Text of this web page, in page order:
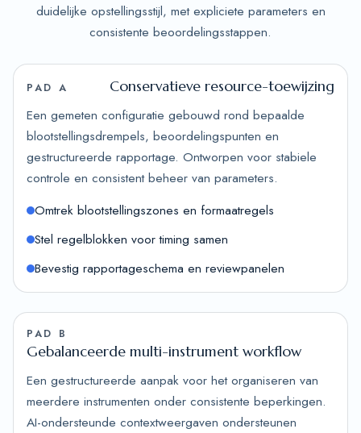
duidelijke opstellingsstijl, met expliciete parameters en
consistente beoordelingsstappen.
PAD A Conservatieve resource-toewijzing
Een gemeten configuratie gebouwd rond bepaalde
blootstellingsdrempels, beoordelingspunten en
gestructureerde rapportage. Ontworpen voor stabiele
controle en consistent beheer van parameters.
Omtrek blootstellingszones en formaatregels
Stel regelblokken voor timing samen
Bevestig rapportageschema en reviewpanelen
PAD B
Gebalanceerde multi-instrument workflow
Een gestructureerde aanpak voor het organiseren van
meerdere instrumenten onder consistente beperkingen.
AI-ondersteunde contextweergaven ondersteunen